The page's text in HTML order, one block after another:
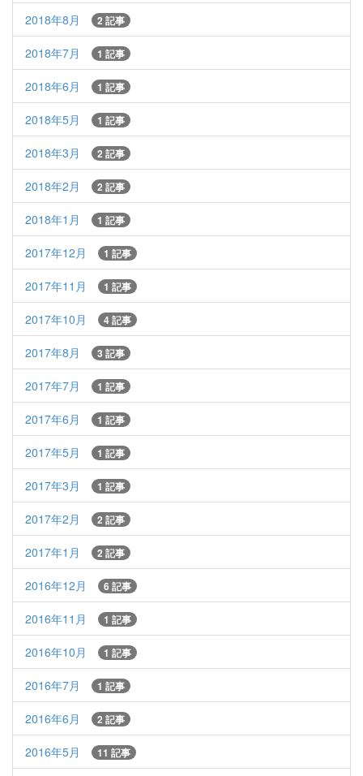
2018年8月 2 記事
2018年7月 1 記事
2018年6月 1 記事
2018年5月 1 記事
2018年3月 2 記事
2018年2月 2 記事
2018年1月 1 記事
2017年12月 1 記事
2017年11月 1 記事
2017年10月 4 記事
2017年8月 3 記事
2017年7月 1 記事
2017年6月 1 記事
2017年5月 1 記事
2017年3月 1 記事
2017年2月 2 記事
2017年1月 2 記事
2016年12月 6 記事
2016年11月 1 記事
2016年10月 1 記事
2016年7月 1 記事
2016年6月 2 記事
2016年5月 11 記事